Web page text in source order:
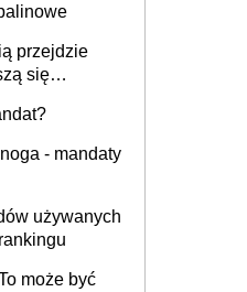
przejdzie
się
- mandaty
używanych
może być